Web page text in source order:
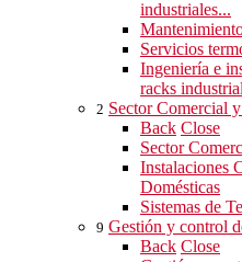
industriales...
Servicios
Ingeniería e
racks
2 Sector Comercial
Back Close
Sector
Instalaciones
Domésticas
Sistemas de
9 Gestión y control
Back Close